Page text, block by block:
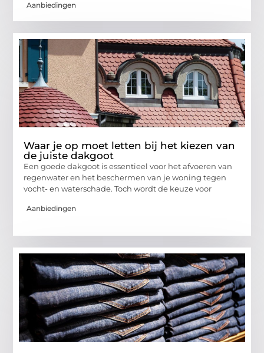
Aanbiedingen
Waar je op moet letten bij het kiezen van
de juiste dakgoot
Een goede dakgoot is essentieel voor het afvoeren van
regenwater en het beschermen van je woning tegen
vocht- en waterschade. Toch wordt de keuze voor
Aanbiedingen